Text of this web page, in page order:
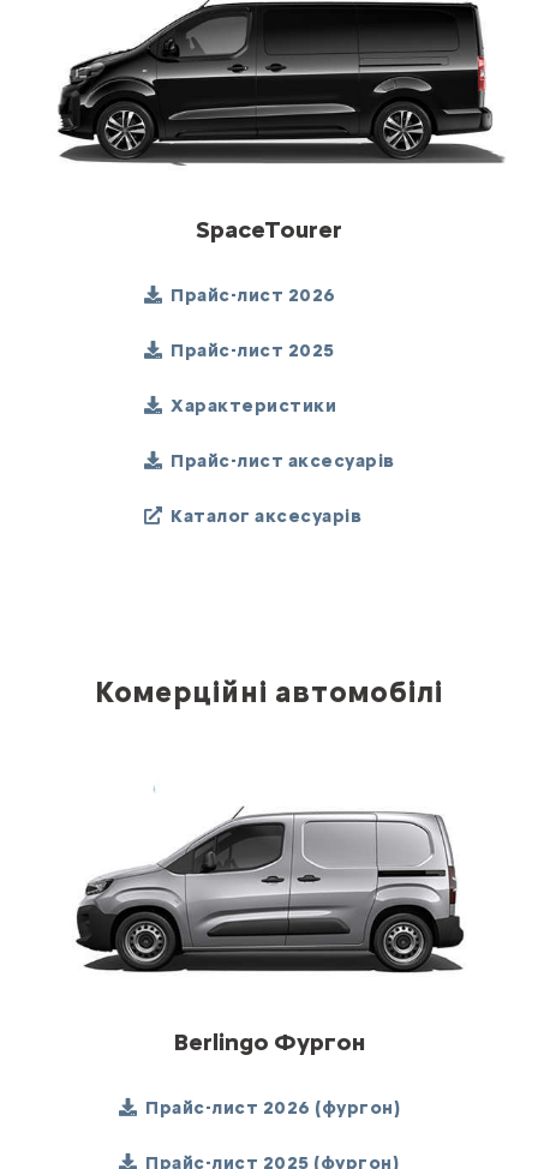
SpaceTourer
Прайс-лист 2026
Прайс-лист 2025
Характеристики
Прайс-лист аксесуарів
Каталог аксесуарів
Комерційні автомобілі
Berlingo Фургон
Прайс-лист 2026 (фургон)
Прайс-лист 2025 (фургон)